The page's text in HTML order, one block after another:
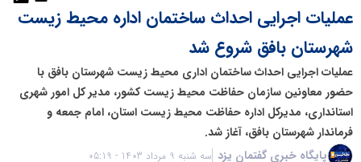
عملیات اجرایی احداث ساختمان اداره محیط زیست
شهرستان بافق شروع شد
عملیات اجرایی احداث ساختمان اداری محیط زیست شهرستان بافق با
حضور معاونین سازمان حفاظت محیط زیست کشور، مدیر کل امور شهری
استانداری، مدیرکل اداره حفاظت محیط زیست استان، امام جمعه و
فرماندار شهرستان بافق، آغاز شد.
پایگاه خبری گفتمان یزد سه شنبه 9 مرداد 1403 - 05:19